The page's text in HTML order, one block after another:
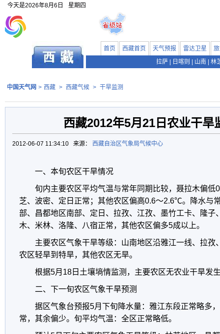
今天是2026年8月6日 星期四
首页 西藏首页 天气预报 雷达卫星
拉萨
日喀则 山南 林
中国天气网 > 西藏 > 西藏气候 > 干旱监测
西藏2012年5月21日农业干旱
2012-06-07 11:34:10 来源： 西藏自治区气象局气候中心
一、本旬农区干旱情况
旬内主要农区平均气温与常年同期比较，聂拉木偏
芝、波密、定日正常；其他农区偏高0.6～2.6℃。降水与
部、昌都地区南部、定日、拉孜、江孜、墨竹工卡、隆子
木、米林、洛隆、八宿正常，其他农区偏多5成以上。
主要农区气象干旱等级：山南地区沿雅江一线、拉孜
农区轻旱到特旱，其他农区无旱。
根据5月18日土壤墒情监测，主要农区无农业干旱发
二、下一旬农区气象干旱预测
据区气象台预报5月下旬降水量：雅江东段正常略多
常，其余偏少。旬平均气温：全区正常略低。